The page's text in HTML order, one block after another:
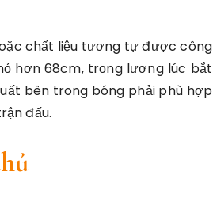
chất liệu tương tự được công
hơn 68cm, trọng lượng lúc bắt
bên trong bóng phải phù hợp
đấu.